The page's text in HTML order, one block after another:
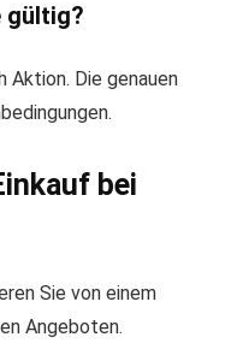
gültig?
Aktion. Die genauen
bei
Sie von einem
Angeboten.